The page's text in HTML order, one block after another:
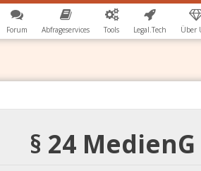
Forum Abfrageservices Tools Legal.Tech Über
§ 24